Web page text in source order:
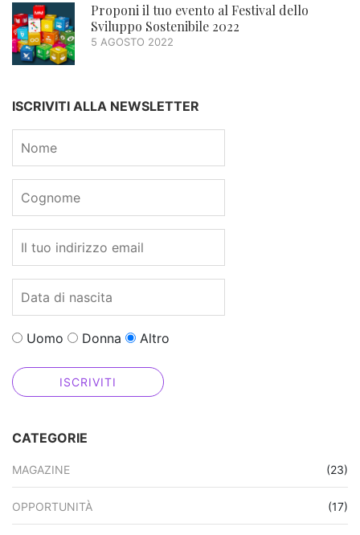
Proponi il tuo evento al Festival dello
Sviluppo Sostenibile 2022
5 AGOSTO 2022
ISCRIVITI ALLA NEWSLETTER
Uomo Donna Altro
CATEGORIE
MAGAZINE (23)
OPPORTUNITÀ (17)